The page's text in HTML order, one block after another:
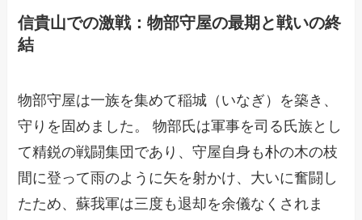
信貴山での激戦：物部守屋の最期と戦いの終
結
物部守屋は一族を集めて稲城（いなぎ）を築き、
守りを固めました。 物部氏は軍事を司る氏族とし
て精鋭の戦闘集団であり、守屋自身も朴の木の枝
間に登って雨のように矢を射かけ、大いに奮闘し
たため、蘇我軍は三度も退却を余儀なくされま